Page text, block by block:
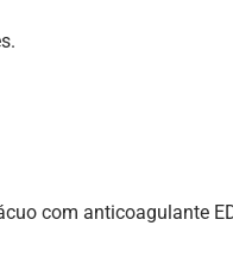
com anticoagulante